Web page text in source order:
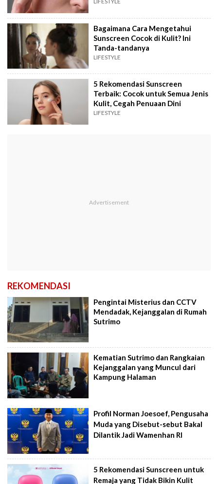
Bagaimana Cara Mengetahui
Sunscreen Cocok di Kulit? Ini
Tanda-tandanya
LIFESTYLE
5 Rekomendasi Sunscreen
Terbaik: Cocok untuk Semua Jenis
Kulit, Cegah Penuaan Dini
LIFESTYLE
REKOMENDASI
Pengintai Misterius dan CCTV
Mendadak, Kejanggalan di Rumah
Sutrimo
Kematian Sutrimo dan Rangkaian
Kejanggalan yang Muncul dari
Kampung Halaman
Profil Norman Joesoef, Pengusaha
Muda yang Disebut-sebut Bakal
Dilantik Jadi Wamenhan RI
5 Rekomendasi Sunscreen untuk
Remaja yang Tidak Bikin Kulit